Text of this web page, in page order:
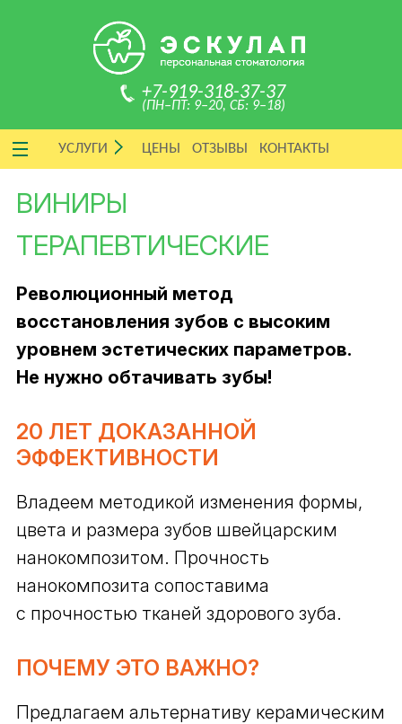
+7-919-318-37-37
(ПН–ПТ: 9–20, СБ: 9–18)
УСЛУГИ ЦЕНЫ ОТЗЫВЫ КОНТАКТЫ
ВИНИРЫ
ТЕРАПЕВТИЧЕСКИЕ
Революционный метод
восстановления зубов с высоким
уровнем эстетических параметров.
Не нужно обтачивать зубы!
20 ЛЕТ ДОКАЗАННОЙ
ЭФФЕКТИВНОСТИ
Владеем методикой изменения формы,
цвета и размера зубов швейцарским
нанокомпозитом. Прочность
нанокомпозита сопоставима
с прочностью тканей здорового зуба.
ПОЧЕМУ ЭТО ВАЖНО?
Предлагаем альтернативу керамическим